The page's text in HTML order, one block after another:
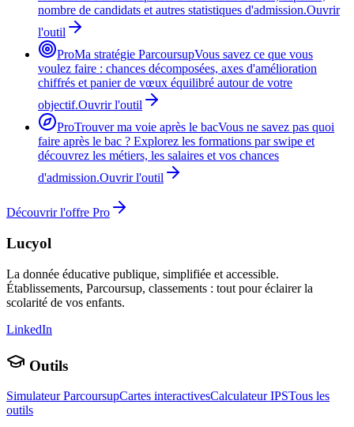
nombre de candidats et autres statistiques d'admission.Ouvrir
l'outil
ProMa stratégie ParcoursupVous savez ce que vous
voulez faire : chances décomposées, axes d'amélioration
chiffrés et panier de vœux équilibré autour de votre
objectif.Ouvrir l'outil
ProTrouver ma voie après le bacVous ne savez pas quoi
faire après le bac ? Explorez les formations par swipe et
découvrez les métiers, les salaires et vos chances
d'admission.Ouvrir l'outil
Découvrir l'offre Pro
Lucyol
La donnée éducative publique, simplifiée et accessible.
Établissements, Parcoursup, classements : tout pour éclairer la
scolarité de vos enfants.
LinkedIn
Outils
Simulateur ParcoursupCartes interactivesCalculateur IPSTous les
outils